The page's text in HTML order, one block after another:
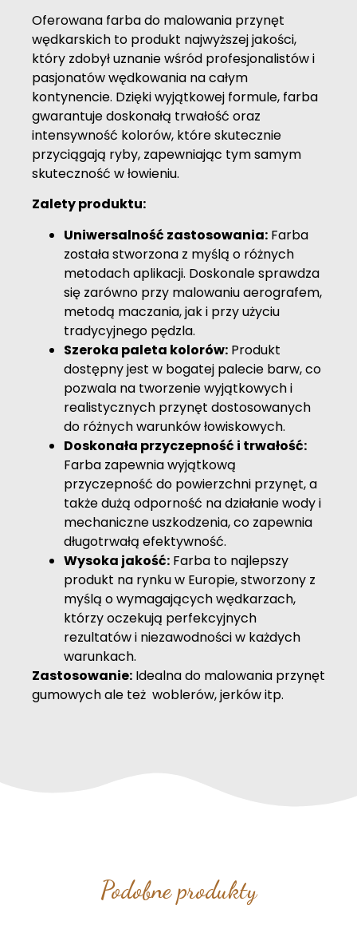
Oferowana farba do malowania przynęt
wędkarskich to produkt najwyższej jakości,
który zdobył uznanie wśród profesjonalistów i
pasjonatów wędkowania na całym
kontynencie. Dzięki wyjątkowej formule, farba
gwarantuje doskonałą trwałość oraz
intensywność kolorów, które skutecznie
przyciągają ryby, zapewniając tym samym
skuteczność w łowieniu.
Zalety produktu:
Uniwersalność zastosowania: Farba
została stworzona z myślą o różnych
metodach aplikacji. Doskonale sprawdza
się zarówno przy malowaniu aerografem,
metodą maczania, jak i przy użyciu
tradycyjnego pędzla.
Szeroka paleta kolorów: Produkt
dostępny jest w bogatej palecie barw, co
pozwala na tworzenie wyjątkowych i
realistycznych przynęt dostosowanych
do różnych warunków łowiskowych.
Doskonała przyczepność i trwałość:
Farba zapewnia wyjątkową
przyczepność do powierzchni przynęt, a
także dużą odporność na działanie wody i
mechaniczne uszkodzenia, co zapewnia
długotrwałą efektywność.
Wysoka jakość: Farba to najlepszy
produkt na rynku w Europie, stworzony z
myślą o wymagających wędkarzach,
którzy oczekują perfekcyjnych
rezultatów i niezawodności w każdych
warunkach.
Zastosowanie: Idealna do malowania przynęt
gumowych ale też woblerów, jerków itp.
Podobne produkty